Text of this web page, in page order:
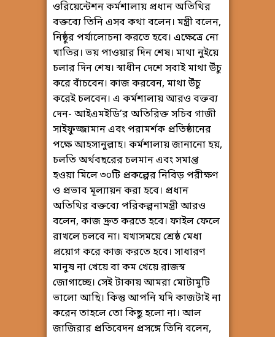
ওরিয়েন্টেশন কর্মশালায় প্রধান অতিথির
বক্তব্যে তিনি এসব কথা বলেন। মন্ত্রী বলেন,
নিষ্ঠুর পর্যালোচনা করতে হবে। এক্ষেত্রে নো
খাতির। ভয় পাওয়ার দিন শেষ। মাথা নুইয়ে
চলার দিন শেষ। স্বাধীন দেশে সবাই মাথা উঁচু
করে বাঁচবেন। কাজ করবেন, মাথা উঁচু
করেই চলবেন। এ কর্মশালায় আরও বক্তব্য
দেন- আইএমইডি’র অতিরিক্ত সচিব গাজী
সাইফুজ্জামান এবং পরামর্শক প্রতিষ্ঠানের
পক্ষে আহসানুল্লাহ। কর্মশালায় জানানো হয়,
চলতি অর্থবছরের চলমান এবং সমাপ্ত
হওয়া মিলে ৩০টি প্রকল্পের নিবিড় পরীক্ষণ
ও প্রভাব মূল্যায়ন করা হবে। প্রধান
অতিথির বক্তব্যে পরিকল্পনামন্ত্রী আরও
বলেন, কাজ দ্রুত করতে হবে। ফাইল ফেলে
রাখলে চলবে না। যখাসময়ে শ্রেষ্ঠ মেধা
প্রয়োগ করে কাজ করতে হবে। সাধারণ
মানুষ না খেয়ে বা কম খেয়ে রাজস্ব
জোগাচ্ছে। সেই টাকায় আমরা মোটামুটি
ভালো আছি। কিন্তু আপনি যদি কাজটাই না
করেন তাহলে তো কিছু হলো না। আল
জাজিরার প্রতিবেদন প্রসঙ্গে তিনি বলেন,